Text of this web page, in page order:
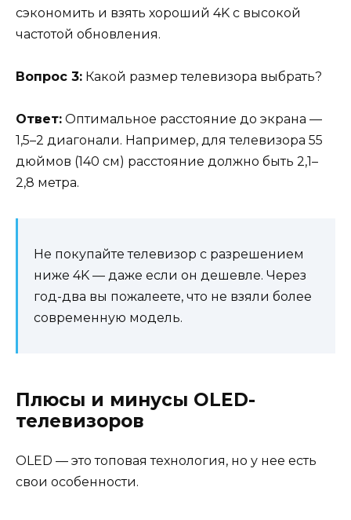
сэкономить и взять хороший 4K с высокой
частотой обновления.
Вопрос 3: Какой размер телевизора выбрать?
Ответ: Оптимальное расстояние до экрана —
1,5–2 диагонали. Например, для телевизора 55
дюймов (140 см) расстояние должно быть 2,1–
2,8 метра.
Не покупайте телевизор с разрешением
ниже 4K — даже если он дешевле. Через
год-два вы пожалеете, что не взяли более
современную модель.
Плюсы и минусы OLED-
телевизоров
OLED — это топовая технология, но у нее есть
свои особенности.